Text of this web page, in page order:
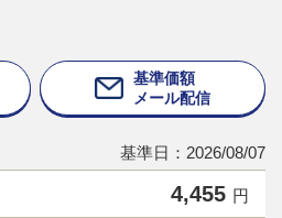
基準価額
メール配信
基準日：2026/08/07
4,455 円